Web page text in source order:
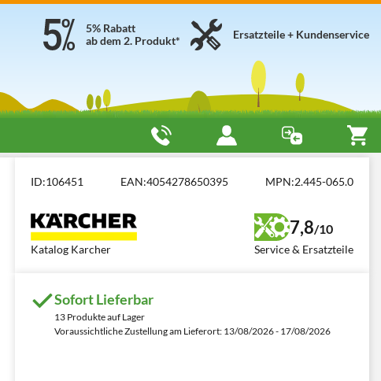
Ersatzteile + Kundenservice
5% Rabatt
ab dem 2. Produkt*
ID:106451 EAN:4054278650395 MPN:2.445-065.0
Katalog Karcher
7,8/10
Service & Ersatzteile
Sofort Lieferbar
13 Produkte auf Lager
Voraussichtliche Zustellung am Lieferort: 13/08/2026 - 17/08/2026